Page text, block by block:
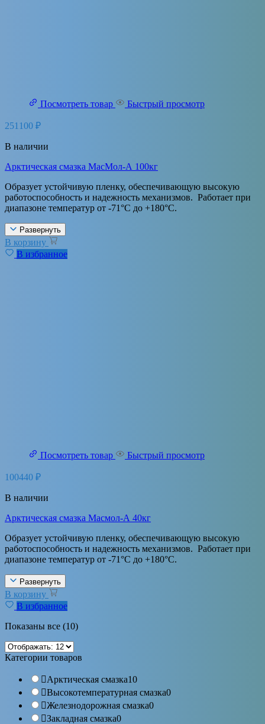
Посмотреть товар Быстрый просмотр
251100 ₽
В наличии
Арктическая смазка МасМол-А 100кг
Образует устойчивую пленку, обеспечивающую высокую
работоспособность и надежность механизмов. Работает при
диапазоне температур от -71°С до +180°С.
Развернуть
В корзину
В избранное
Посмотреть товар Быстрый просмотр
100440 ₽
В наличии
Арктическая смазка Масмол-А 40кг
Образует устойчивую пленку, обеспечивающую высокую
работоспособность и надежность механизмов. Работает при
диапазоне температур от -71°С до +180°С.
Развернуть
В корзину
В избранное
Показаны все (10)
Категории товаров
Арктическая смазка10
Высокотемпературная смазка0
Железнодорожная смазка0
Закладная смазка0